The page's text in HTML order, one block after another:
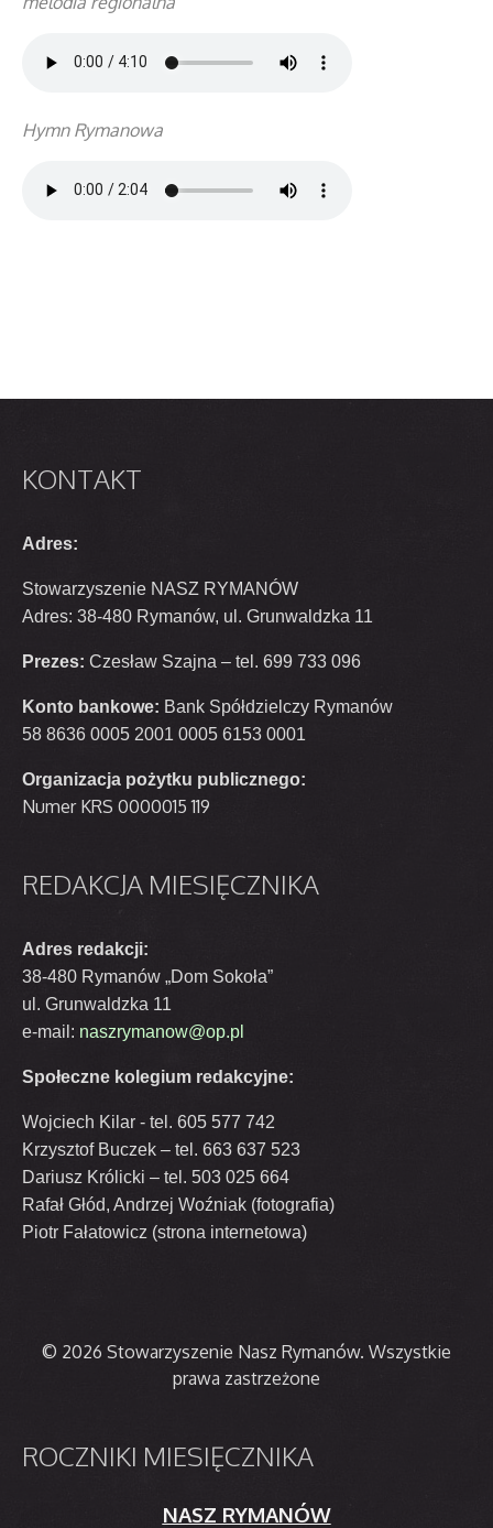
Hymn Rymanowa
KONTAKT
Adres:
Stowarzyszenie NASZ RYMANÓW
Adres: 38-480 Rymanów, ul. Grunwaldzka 11
Prezes: Czesław Szajna – tel. 699 733 096
Konto bankowe: Bank Spółdzielczy Rymanów
58 8636 0005 2001 0005 6153 0001
Organizacja pożytku publicznego:
Numer KRS 0000015 119
REDAKCJA MIESIĘCZNIKA
Adres redakcji:
38-480 Rymanów „Dom Sokoła”
ul. Grunwaldzka 11
e-mail: naszrymanow@op.pl
Społeczne kolegium redakcyjne:
Wojciech Kilar - tel. 605 577 742
Krzysztof Buczek – tel. 663 637 523
Dariusz Królicki – tel. 503 025 664
Rafał Głód, Andrzej Woźniak (fotografia)
Piotr Fałatowicz (strona internetowa)
© 2026 Stowarzyszenie Nasz Rymanów. Wszystkie
prawa zastrzeżone
ROCZNIKI MIESIĘCZNIKA
NASZ RYMANÓW